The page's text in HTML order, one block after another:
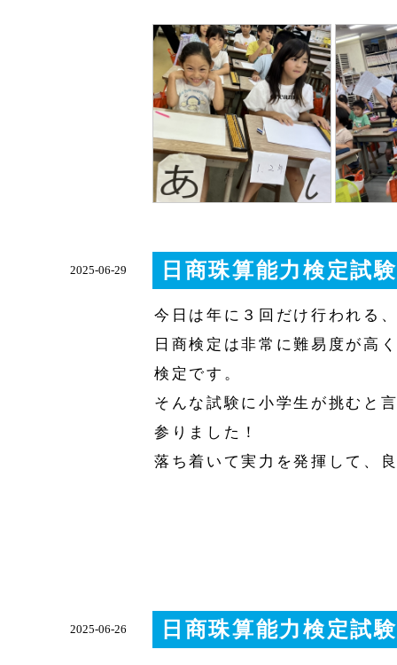
2025-06-29 日商珠算能力検定試験
今日は年に３回だけ行われる
日商検定は非常に難易度が高
検定です。
そんな試験に小学生が挑むと
参りました！
落ち着いて実力を発揮して、
2025-06-26 日商珠算能力検定試験